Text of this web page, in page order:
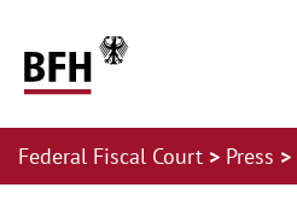
Federal Fiscal Court Press